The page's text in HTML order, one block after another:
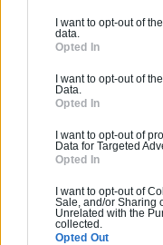
I want to opt-out of
data.
Opted In
I want to opt-out of
Data.
Opted In
I want to opt-out of
Data for Targeted
Opted In
I want to opt-out of
Sale, and/or Sharing
Unrelated with the
collected.
Opted Out
Articles
Jardin